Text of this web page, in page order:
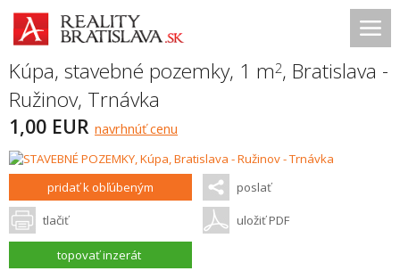
Kúpa, stavebné pozemky, 1 m2, Bratislava -
Ružinov, Trnávka
1,00 EUR navrhnúť cenu
pridať k obľúbeným poslať
tlačiť uložiť PDF
topovať inzerát